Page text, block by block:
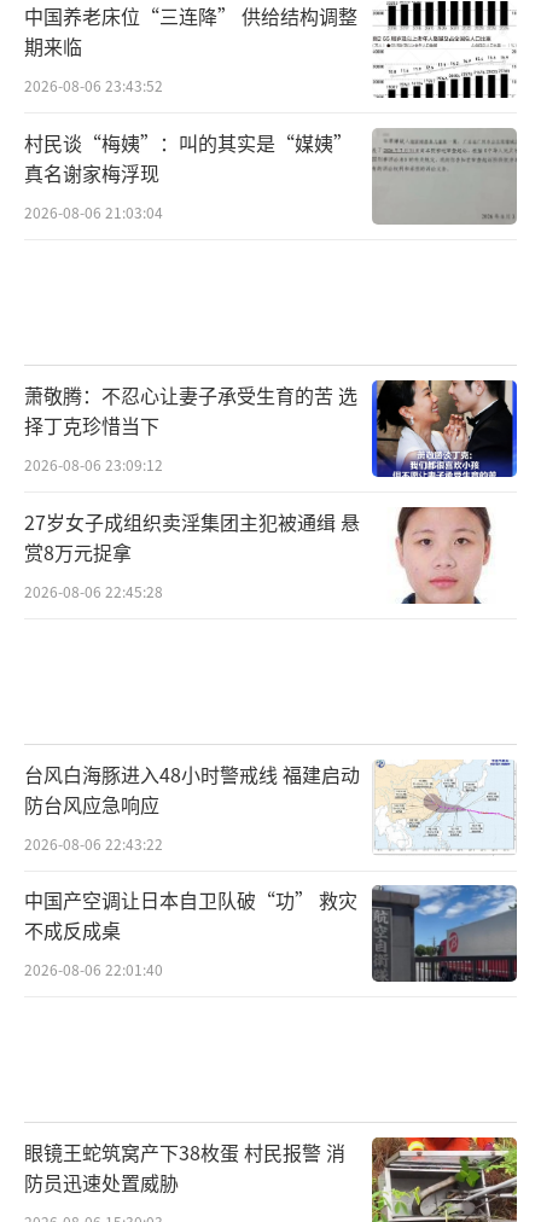
中国养老床位“三连降” 供给结构调整
期来临
2026-08-06 23:43:52
村民谈“梅姨”：叫的其实是“媒姨”
真名谢家梅浮现
2026-08-06 21:03:04
萧敬腾：不忍心让妻子承受生育的苦 选
择丁克珍惜当下
2026-08-06 23:09:12
27岁女子成组织卖淫集团主犯被通缉 悬
赏8万元捉拿
2026-08-06 22:45:28
台风白海豚进入48小时警戒线 福建启动
防台风应急响应
2026-08-06 22:43:22
中国产空调让日本自卫队破“功” 救灾
不成反成桌
2026-08-06 22:01:40
眼镜王蛇筑窝产下38枚蛋 村民报警 消
防员迅速处置威胁